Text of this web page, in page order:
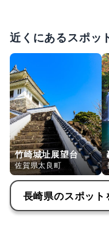
近くにあるスポッ
竹崎城址展望台
佐賀県太良町
長崎県のスポット